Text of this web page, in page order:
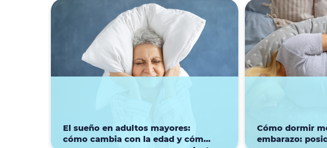
El sueño en adultos mayores:
cómo cambia con la edad y cómo
Cómo dormir
embarazo: